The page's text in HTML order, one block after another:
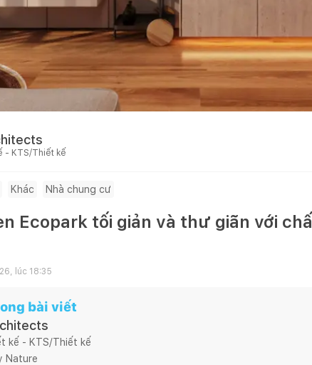
- KTS/Thiết kế
Khác Nhà chung cư
Ecopark tối giản và thư giãn với
lúc 18:35
bài viết
kế - KTS/Thiết kế
Nature